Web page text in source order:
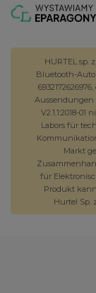
HURTEL sp.
Bluetooth-
Aussendungen
V2.1.1:2018-
Labors für
Markt
für
Produkt
Hurtel Sp.